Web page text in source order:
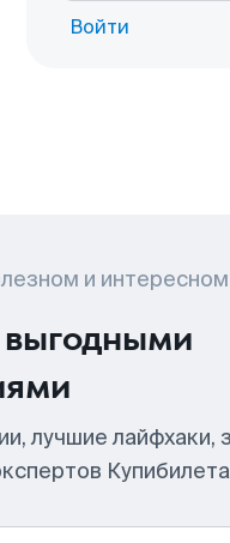
Войти
и интересном
лучшие лайфхаки,
Купибилета